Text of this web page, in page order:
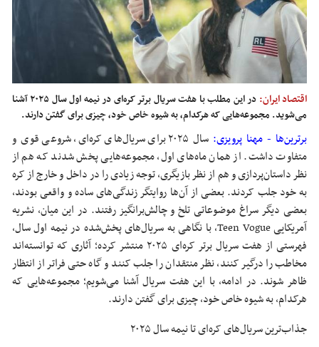
اقتصاد ایران:
در این مطلب با هفت سریال برتر کره‌ای در نیمه اول سال ۲۰۲۵ آشنا
می‌شوید. مجموعه‌هایی که هرکدام، به شیوه خاص خود، چیزی برای گفتن دارند.
برترین‌ها - مهنا پرویزی:
سال ۲۰۲۵ برای سریال‌های کره‌ای، شروعی قوی و
متفاوت داشت. از همان ماه‌های اول، مجموعه‌هایی پخش شدند که هم از
نظر داستان‌پردازی و هم از نظر بازیگری، توجه زیادی را در داخل و خارج از کره
به خود جلب کردند. بعضی از آن‌ها روایتگر زندگی‌های ساده و واقعی بودند،
بعضی دیگر سراغ موضوعاتی تلخ و چالش‌برانگیز رفتند. در این میان، نشریه‌
آمریکایی Teen Vogue، با نگاهی به سریال‌های پخش‌شده در نیمه اول سال،
فهرستی از هفت سریال برتر کره‌ای ۲۰۲۵ منتشر کرده؛ آثاری که توانسته‌اند
مخاطب را درگیر کنند، نظر منتقدان را جلب کنند و گاه حتی فراتر از انتظار
ظاهر شوند. در ادامه، با این هفت سریال آشنا می‌شویم؛ مجموعه‌هایی که
هرکدام، به شیوه خاص خود، چیزی برای گفتن دارند.
جذاب‌ترین سریال‌های کره‌ای تا نیمه سال ۲۰۲۵